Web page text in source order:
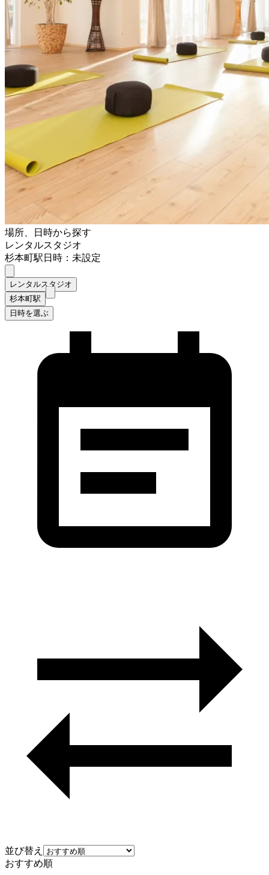
場所、日時から探す
レンタルスタジオ
杉本町駅日時：未設定
レンタルスタジオ
杉本町駅
日時を選ぶ
並び替え
おすすめ順